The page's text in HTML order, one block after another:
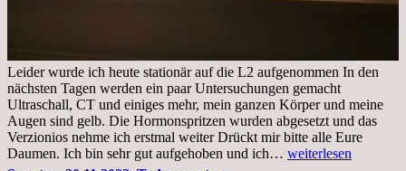
Leider wurde ich heute stationär auf die L2 aufgenommen In den
nächsten Tagen werden ein paar Untersuchungen gemacht
Ultraschall, CT und einiges mehr, mein ganzen Körper und meine
Augen sind gelb. Die Hormonspritzen wurden abgesetzt und das
Verzionios nehme ich erstmal weiter Drückt mir bitte alle Eure
Daumen. Ich bin sehr gut aufgehoben und ich… Mittwoch.
weiterlesen